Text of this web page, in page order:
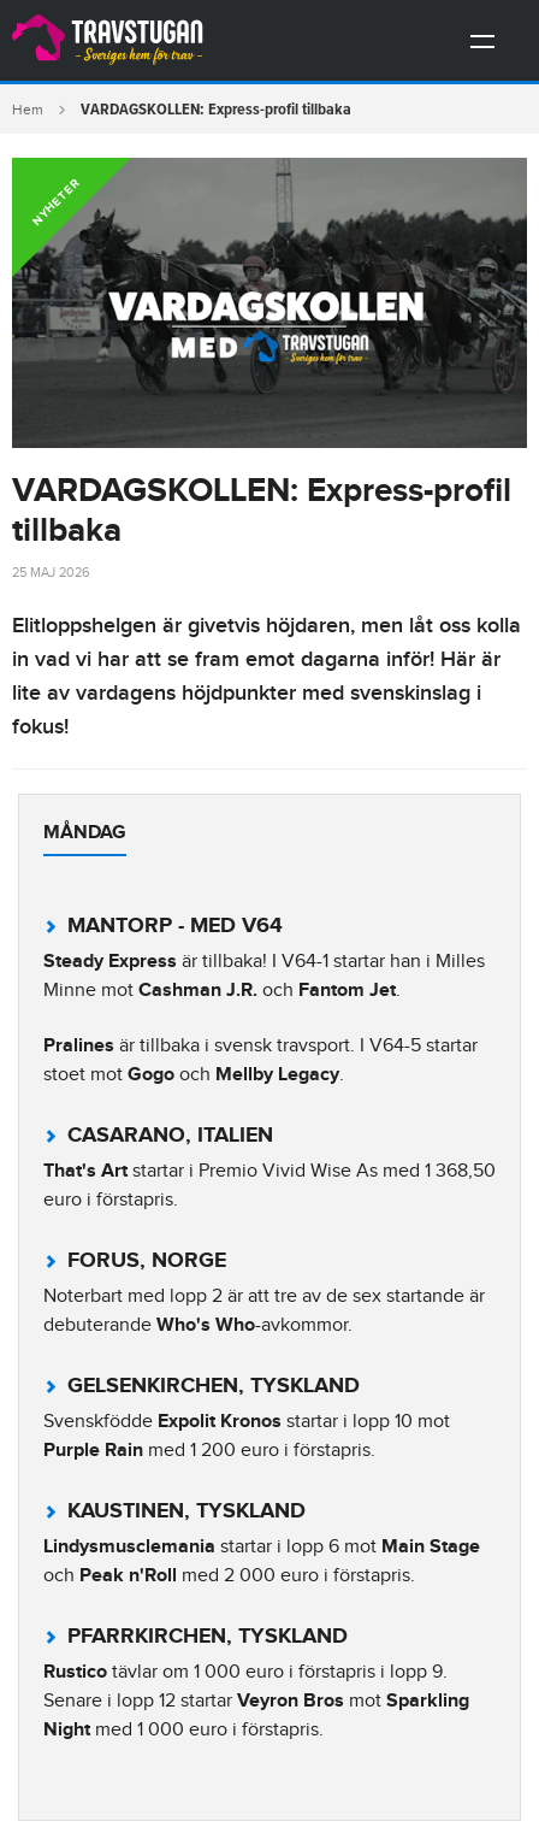
Hem VARDAGSKOLLEN: Express-profil tillbaka
NYHETER
VARDAGSKOLLEN: Express-profil
tillbaka
25 MAJ 2026
Elitloppshelgen är givetvis höjdaren, men låt oss kolla
in vad vi har att se fram emot dagarna inför! Här är
lite av vardagens höjdpunkter med svenskinslag i
fokus!
MÅNDAG
MANTORP - MED V64
Steady Express är tillbaka! I V64-1 startar han i Milles
Minne mot Cashman J.R. och Fantom Jet.
Pralines är tillbaka i svensk travsport. I V64-5 startar
stoet mot Gogo och Mellby Legacy.
CASARANO, ITALIEN
That's Artstartar i Premio Vivid Wise As med 1 368,50
euro i förstapris.
FORUS, NORGE
Noterbart med lopp 2 är att tre av de sex startande är
debuterande Who's Who-avkommor.
GELSENKIRCHEN, TYSKLAND
Svenskfödde Expolit Kronos startar i lopp 10 mot
Purple Rain med 1 200 euro i förstapris.
KAUSTINEN, TYSKLAND
Lindysmusclemania startar i lopp 6 mot Main Stage
och Peak n'Roll med 2 000 euro i förstapris.
PFARRKIRCHEN, TYSKLAND
Rustico tävlar om 1 000 euro i förstapris i lopp 9.
Senare i lopp 12 startar Veyron Bros mot Sparkling
Nightmed 1 000 euro i förstapris.